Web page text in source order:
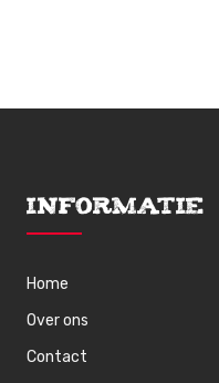
Informatie
Home
Over ons
Contact